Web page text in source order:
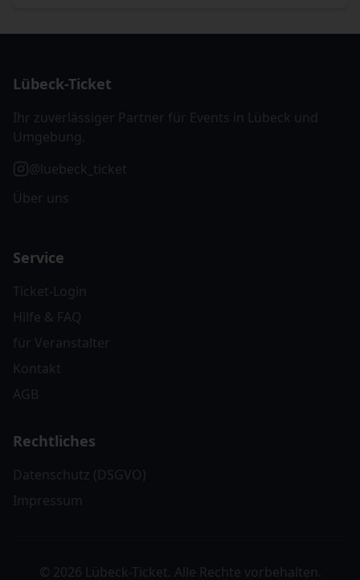
Lübeck-Ticket
Ihr zuverlässiger Partner für Events in Lübeck und
Umgebung.
@luebeck_ticket
Über uns
Service
Ticket-Login
Hilfe & FAQ
für Veranstalter
Kontakt
AGB
Rechtliches
Datenschutz (DSGVO)
Impressum
© 2026 Lübeck-Ticket. Alle Rechte vorbehalten.